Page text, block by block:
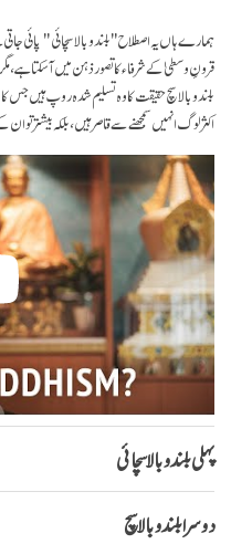
ہمارے ہاں یہ اصطلاح "بلند و بالا سچائی" پائی
قرونِ وسطیٰ کے شرفاء کا تصور ذہن میں آ سکتا
بلند و بالا سچ حقیقت کا وہ تسلیم شدہ روپ ہیں جس
اکثر لوگ انہیں سمجھنے سے قاصر ہیں، بلکہ بیشتر
پہلی بلند و بالا سچائی
دوسرا بلند و بالا سچ